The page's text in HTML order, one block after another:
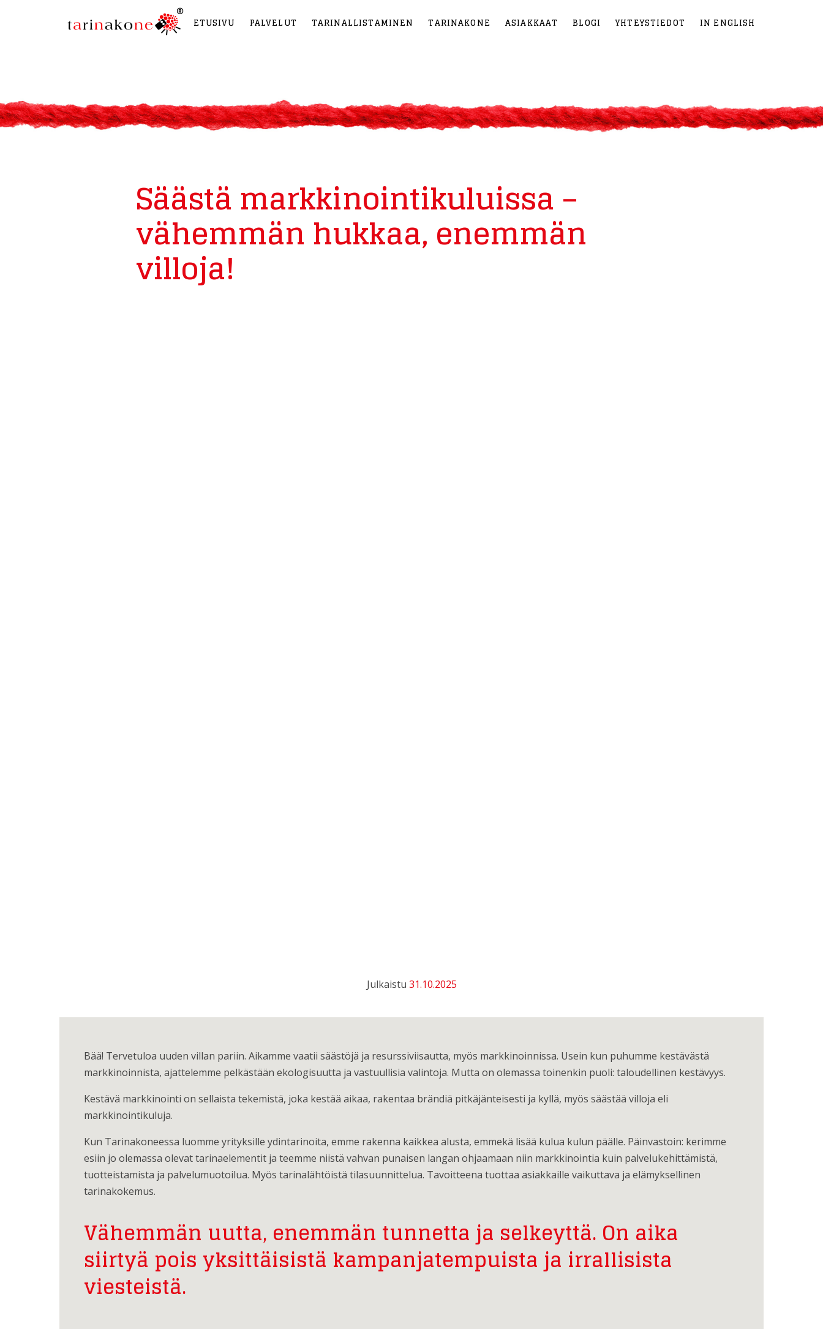
ETUSIVU PALVELUT TARINALLISTAMINEN TARINAKONE ASIAKKAAT BLOGI YHTEYSTIEDOT IN ENGLISH
Säästä markkinointikuluissa –
vähemmän hukkaa, enemmän
villoja!
Julkaistu 31.10.2025
Bää! Tervetuloa uuden villan pariin. Aikamme vaatii säästöjä ja resurssiviisautta, myös markkinoinnissa. Usein kun puhumme kestävästä
markkinoinnista, ajattelemme pelkästään ekologisuutta ja vastuullisia valintoja. Mutta on olemassa toinenkin puoli: taloudellinen kestävyys.
Kestävä markkinointi on sellaista tekemistä, joka kestää aikaa, rakentaa brändiä pitkäjänteisesti ja kyllä, myös säästää villoja eli
markkinointikuluja.
Kun Tarinakoneessa luomme yrityksille ydintarinoita, emme rakenna kaikkea alusta, emmekä lisää kulua kulun päälle. Päinvastoin: kerimme
esiin jo olemassa olevat tarinaelementit ja teemme niistä vahvan punaisen langan ohjaamaan niin markkinointia kuin palvelukehittämistä,
tuotteistamista ja palvelumuotoilua. Myös tarinalähtöistä tilasuunnittelua. Tavoitteena tuottaa asiakkaille vaikuttava ja elämyksellinen
tarinakokemus.
Vähemmän uutta, enemmän tunnetta ja selkeyttä. On aika
siirtyä pois yksittäisistä kampanjatempuista ja irrallisista
viesteistä.